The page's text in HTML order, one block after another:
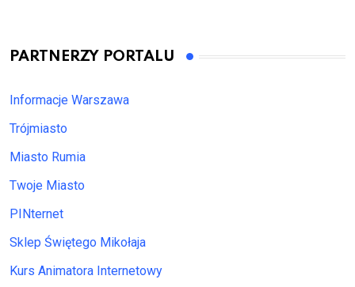
PARTNERZY PORTALU
Informacje Warszawa
Trójmiasto
Miasto Rumia
Twoje Miasto
PINternet
Sklep Świętego Mikołaja
Kurs Animatora Internetowy